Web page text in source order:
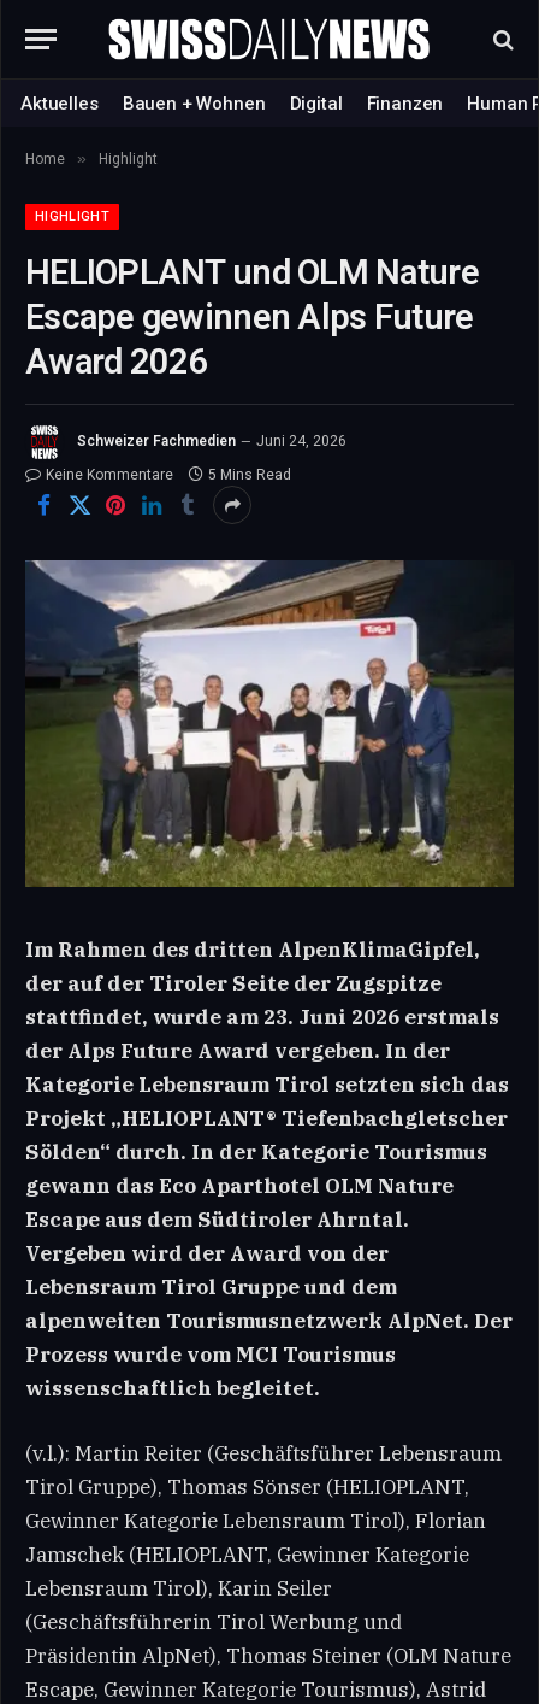
Aktuelles Bauen + Wohnen Digital Finanzen Human
Home » Highlight
HIGHLIGHT
HELIOPLANT und OLM Nature
Escape gewinnen Alps Future
Award 2026
Schweizer Fachmedien
Juni 24, 2026
Keine Kommentare
5 Mins Read
Im Rahmen des dritten AlpenKlimaGipfel,
der auf der Tiroler Seite der Zugspitze
stattfindet, wurde am 23. Juni 2026 erstmals
der Alps Future Award vergeben. In der
Kategorie Lebensraum Tirol setzten sich das
Projekt „HELIOPLANT® Tiefenbachgletscher
Sölden“ durch. In der Kategorie Tourismus
gewann das Eco Aparthotel OLM Nature
Escape aus dem Südtiroler Ahrntal.
Vergeben wird der Award von der
Lebensraum Tirol Gruppe und dem
alpenweiten Tourismusnetzwerk AlpNet. Der
Prozess wurde vom MCI Tourismus
wissenschaftlich begleitet.
(v.l.): Martin Reiter (Geschäftsführer Lebensraum
Tirol Gruppe), Thomas Sönser (HELIOPLANT,
Gewinner Kategorie Lebensraum Tirol), Florian
Jamschek (HELIOPLANT, Gewinner Kategorie
Lebensraum Tirol), Karin Seiler
(Geschäftsführerin Tirol Werbung und
Präsidentin AlpNet), Thomas Steiner (OLM Nature
Escape, Gewinner Kategorie Tourismus), Astrid